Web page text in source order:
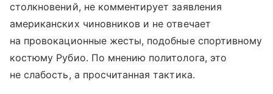
столкновений, не комментирует заявления
американских чиновников и не отвечает
на провокационные жесты, подобные спортивному
костюму Рубио. По мнению политолога, это
не слабость, а просчитанная тактика.